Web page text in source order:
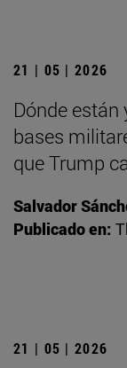
21 | 05 | 2026
Dónde
bases
que Trump
Salvador
Publicado en:
21 | 05 | 2026